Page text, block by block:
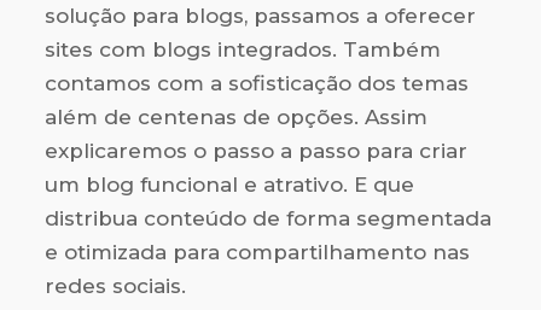
solução para blogs, passamos a oferecer
sites com blogs integrados. Também
contamos com a sofisticação dos temas
além de centenas de opções. Assim
explicaremos o passo a passo para criar
um blog funcional e atrativo. E que
distribua conteúdo de forma segmentada
e otimizada para compartilhamento nas
redes sociais.